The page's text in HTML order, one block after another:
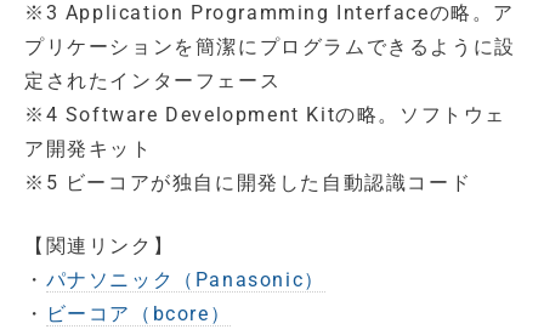
※3 Application Programming Interfaceの略。ア
プリケーションを簡潔にプログラムできるように設
定されたインターフェース
※4 Software Development Kitの略。ソフトウェ
ア開発キット
※5 ビーコアが独自に開発した自動認識コード
【関連リンク】
・ パナソニック（Panasonic）
・ ビーコア（bcore）